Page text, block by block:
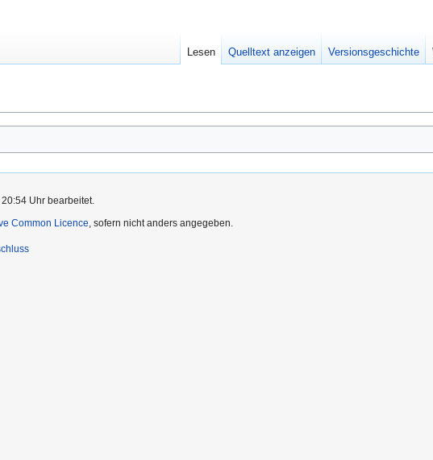
Lesen Quelltext anzeigen Versionsgeschichte
Uhr bearbeitet.
Common Licence, sofern nicht anders angegeben.